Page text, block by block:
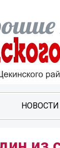
НОВОСТИ